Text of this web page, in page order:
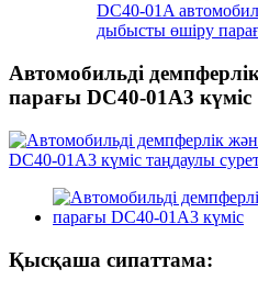
DC40-01A
дыбысты өшіру
Автомобильді
парағы DC40-01A3 күміс
Қысқаша сипаттама: